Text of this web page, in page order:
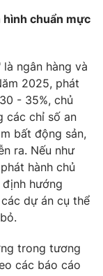
hình chuẩn mực
ngân hàng và
2025, phát
- 35%, chủ
các chỉ số an
bất động sản,
ra. Nếu như
hành chủ
hướng
dự án cụ thể
trong tương
các báo cáo